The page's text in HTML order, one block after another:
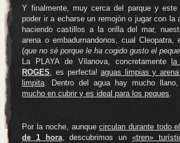
Y finalmente, muy cerca del parque y este
poder ir a echarse un remojón o jugar con la
haciendo castillos a la orilla del mar,
arena o embadurnandonos, cual Cleopatra,
(que no sé porque le ha cogido gusto el
La PLAYA de Vilanova, concretamente
ROGES, es perfecta!aguas limpias y
limpita. Dentro del agua hay mucho
mucho en cubrir y es ideal para los peques.
Por la noche, aunquecirculan durante todo
de 1 hora, descubrimos un «tren»